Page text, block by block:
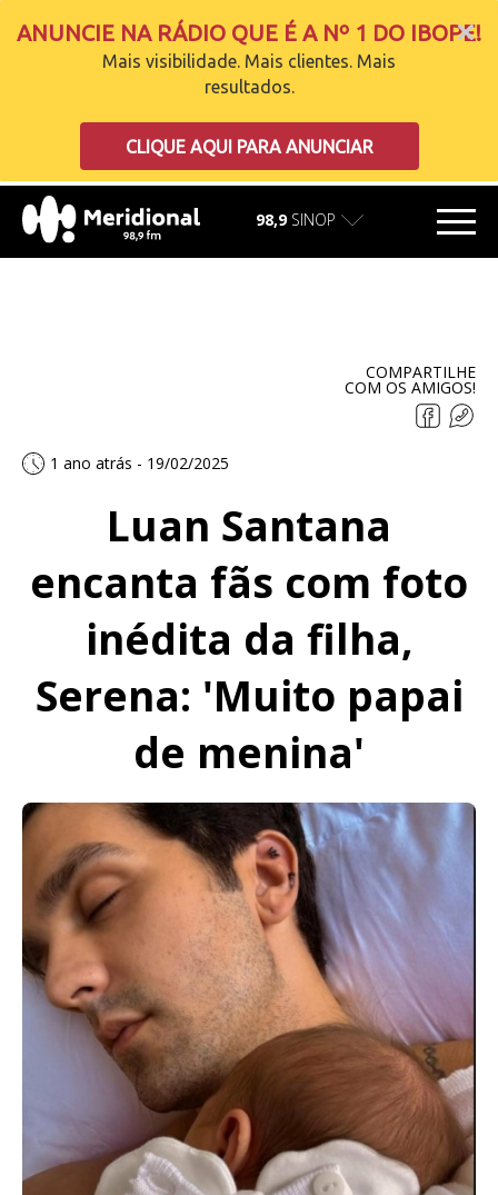
ANUNCIE NA RÁDIO QUE É A Nº 1 DO IBOPE!
Mais visibilidade. Mais clientes. Mais
resultados.
CLIQUE AQUI PARA ANUNCIAR
98,9 SINOP
COMPARTILHE
COM OS AMIGOS!
1 ano atrás - 19/02/2025
Luan Santana
encanta fãs com foto
inédita da filha,
Serena: 'Muito papai
de menina'